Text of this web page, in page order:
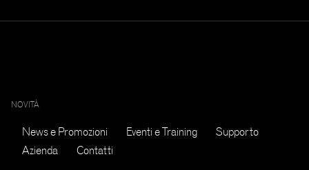
NOVITÀ
News e Promozioni Eventi e Training
Supporto
Azienda
Contatti